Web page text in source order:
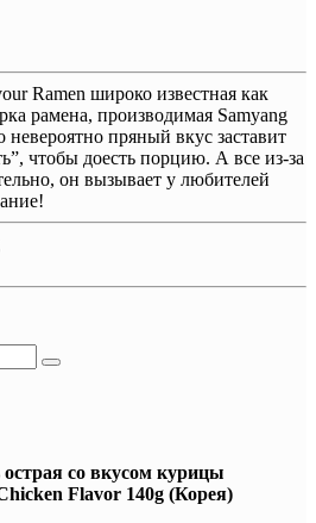
Ramen широко известная как
рамена, производимая Samyang
пряный вкус заставит
чтобы доесть порцию. А все из-за
он вызывает у любителей
со вкусом курицы
Flavor 140g (Корея)